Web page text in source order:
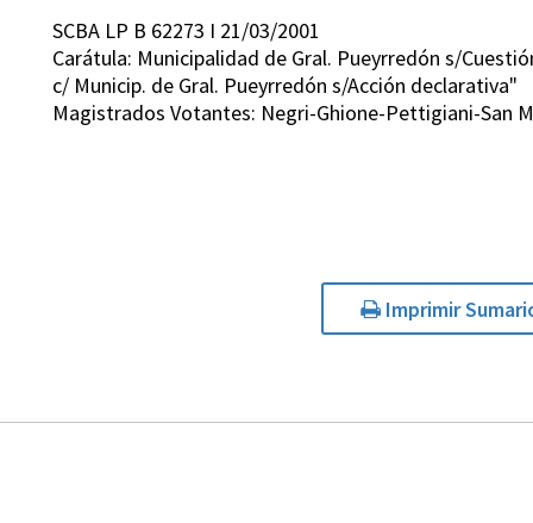
SCBA LP B 62273 I 21/03/2001
Carátula: Municipalidad de Gral. Pueyrredón s/
c/ Municip. de Gral. Pueyrredón s/Acción declarativa"
Magistrados Votantes: Negri-Ghione-Pettigiani-San
Imprimir